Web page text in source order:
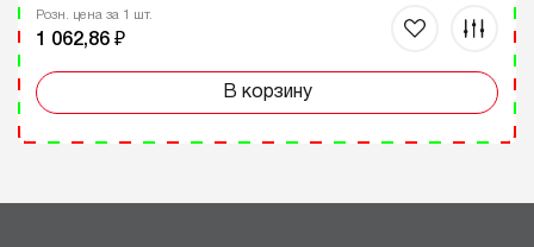
Розн. цена за 1 шт.
1 062,86 ₽
В корзину